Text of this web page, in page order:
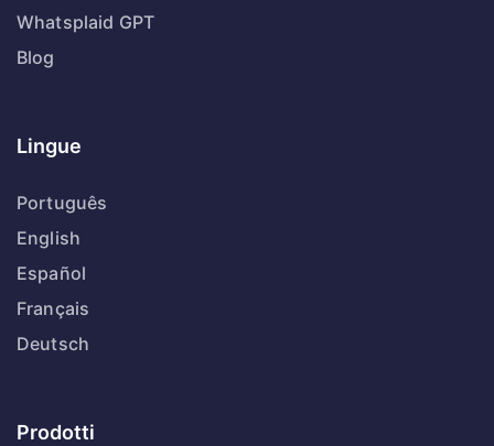
Whatsplaid GPT
Blog
Lingue
Português
English
Español
Français
Deutsch
Prodotti